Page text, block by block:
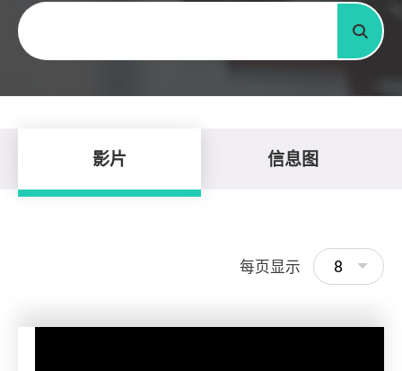
关键字
搜寻
影片 信息图
每页显示 8